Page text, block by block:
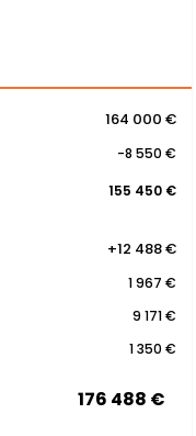
164 000 €
-8 550 €
155 450 €
+12 488 €
1 967 €
9 171 €
1 350 €
176 488 €